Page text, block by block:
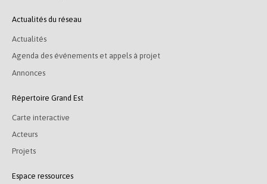
Actualités du réseau
Actualités
Agenda des événements et appels à projet
Annonces
Répertoire Grand Est
Carte interactive
Acteurs
Projets
Espace ressources